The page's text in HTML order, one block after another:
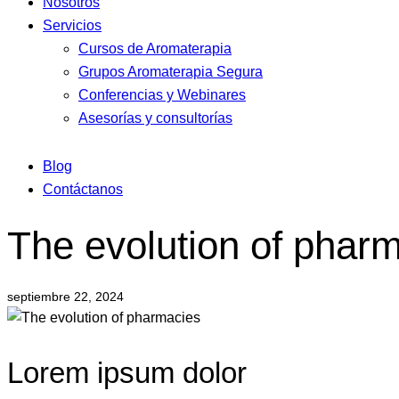
Servicios
Cursos de Aromaterapia
Grupos Aromaterapia Segura
Conferencias y Webinares
Asesorías y consultorías
Blog
Contáctanos
The evolution of
septiembre 22, 2024
Lorem ipsum dolor